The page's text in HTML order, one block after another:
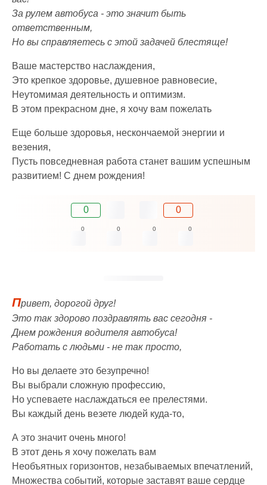
За рулем автобуса - это значит быть
ответственным,
Но вы справляетесь с этой задачей блестяще!
Ваше мастерство наслаждения,
Это крепкое здоровье, душевное равновесие,
Неутомимая деятельность и оптимизм.
В этом прекрасном дне, я хочу вам пожелать
Еще больше здоровья, нескончаемой энергии и
везения,
Пусть повседневная работа станет вашим успешным
развитием! С днем рождения!
0 0
0 0 0 0
Привет, дорогой друг!
Это так здорово поздравлять вас сегодня -
Днем рождения водителя автобуса!
Работать с людьми - не так просто,
Но вы делаете это безупречно!
Вы выбрали сложную профессию,
Но успеваете наслаждаться ее прелестями.
Вы каждый день везете людей куда-то,
А это значит очень много!
В этот день я хочу пожелать вам
Необъятных горизонтов, незабываемых впечатлений,
Множества событий, которые заставят ваше сердце